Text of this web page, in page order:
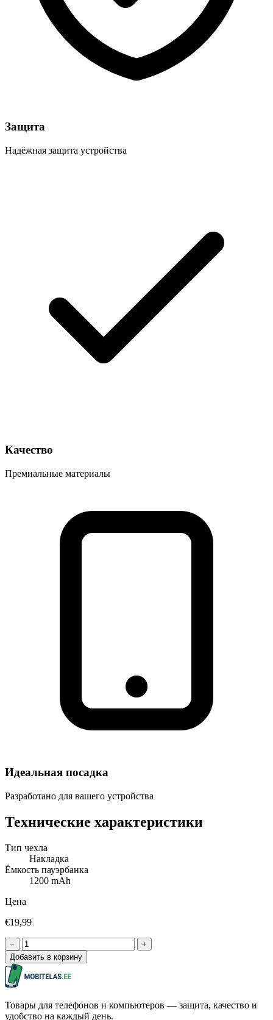
Защита
Надёжная защита устройства
Качество
Премиальные материалы
Идеальная посадка
Разработано для вашего устройства
Технические характеристики
Тип чехла
Накладка
Ёмкость пауэрбанка
1200 mAh
Цена
€19,99
−
+
Добавить в корзину
Товары для телефонов и компьютеров — защита, качество и
удобство на каждый день.